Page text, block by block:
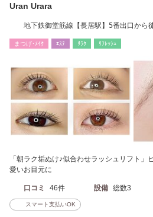
Uran Urara
地下鉄御堂筋線【長居駅】5番出口から
まつげ･ﾒｲｸ ｴｽﾃ ﾘﾗｸ ﾘﾌﾚｯｼｭ
「朝ラク垢ぬけ♪似合わせラッシュリフト」
愛いお目元に
口コミ 46件 設備 総数3
スマート支払いOK